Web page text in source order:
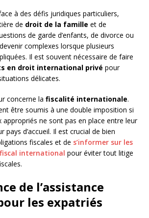
à des défis juridiques particuliers,
de droit de la famille et de
de garde d’enfants, de divorce ou
complexes lorsque plusieurs
Il est souvent nécessaire de faire
en droit international privé pour
délicates.
concerne la fiscalité internationale.
être soumis à une double imposition si
appropriés ne sont pas en place entre leur
pays d’accueil. Il est crucial de bien
fiscales et de s’informer sur les
international pour éviter tout litige
de l’assistance
les expatriés